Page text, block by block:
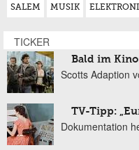
SALEM MUSIK
TICKER
Bald im
Scotts Adaption
TV-Tipp:
Dokumentation